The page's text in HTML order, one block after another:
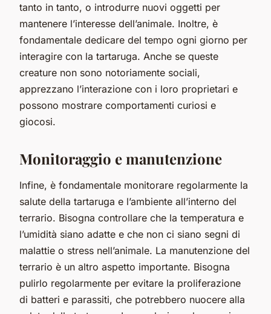
tanto in tanto, o introdurre nuovi oggetti per
mantenere l’interesse dell’animale. Inoltre, è
fondamentale dedicare del tempo ogni giorno per
interagire con la tartaruga. Anche se queste
creature non sono notoriamente sociali,
apprezzano l’interazione con i loro proprietari e
possono mostrare comportamenti curiosi e
giocosi.
Monitoraggio e manutenzione
Infine, è fondamentale monitorare regolarmente la
salute della tartaruga e l’ambiente all’interno del
terrario. Bisogna controllare che la temperatura e
l’umidità siano adatte e che non ci siano segni di
malattie o stress nell’animale. La manutenzione del
terrario è un altro aspetto importante. Bisogna
pulirlo regolarmente per evitare la proliferazione
di batteri e parassiti, che potrebbero nuocere alla